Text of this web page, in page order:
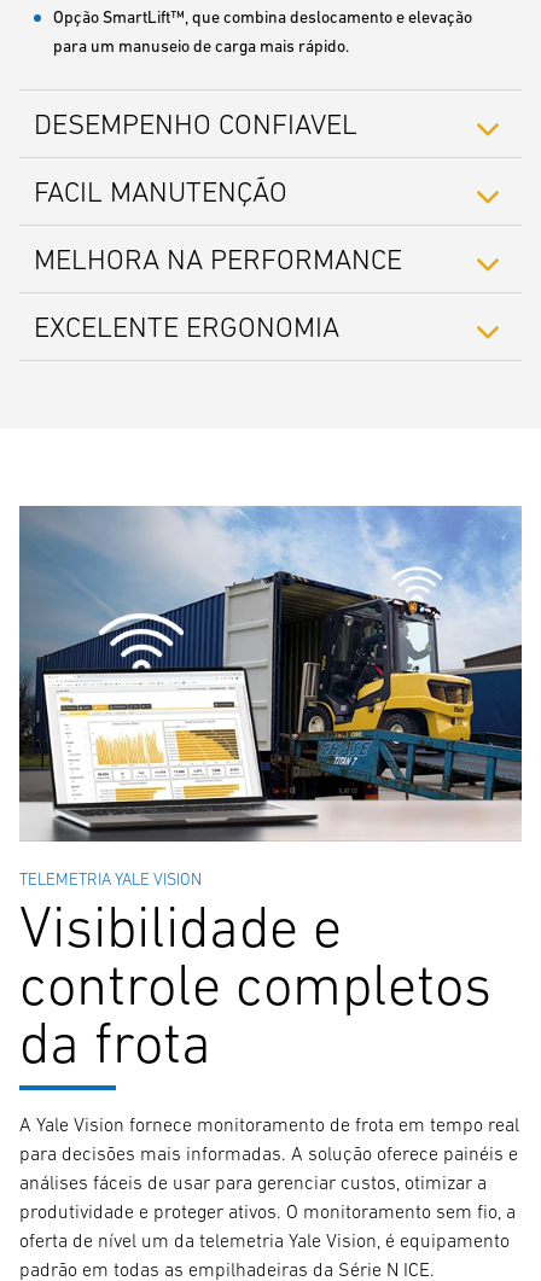
Opção SmartLift™, que combina deslocamento e elevação
para um manuseio de carga mais rápido.
DESEMPENHO CONFIAVEL
FACIL MANUTENÇÃO
MELHORA NA PERFORMANCE
EXCELENTE ERGONOMIA
TELEMETRIA YALE VISION
Visibilidade e
controle completos
da frota
A Yale Vision fornece monitoramento de frota em tempo real
para decisões mais informadas. A solução oferece painéis e
análises fáceis de usar para gerenciar custos, otimizar a
produtividade e proteger ativos. O monitoramento sem fio, a
oferta de nível um da telemetria Yale Vision, é equipamento
padrão em todas as empilhadeiras da Série N ICE.